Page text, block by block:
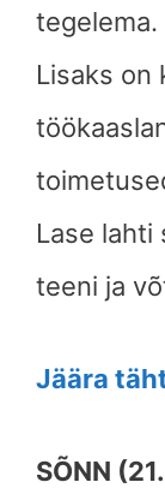
Lisaks on
Lase lahti
teeni ja
Jäära
SÕNN